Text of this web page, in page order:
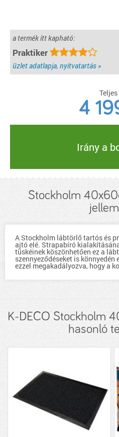
a termék itt kapható:
Praktiker
üzlet adatlapja, nyitvatartás »
4
Irány a
Stockholm
A Stockholm lábtörlő tartós és
ajtó elé. Strapabíró
tüskéinek köszönhetően ez a
szennyeződéseket is
ezzel megakadályozva, hogy a
K-DECO Stockholm
hasonló